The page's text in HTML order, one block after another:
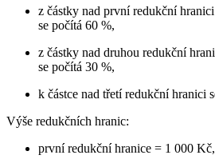
z částky nad první redukční
se počítá 60 %,
z částky nad druhou redukční
se počítá 30 %,
k částce nad třetí redukční hranici
Výše redukčních hranic:
první redukční hranice = 1 000 Kč,